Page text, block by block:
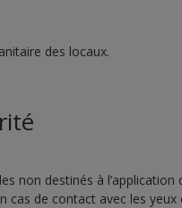
des locaux.
non destinés à l’application
cas de contact avec les